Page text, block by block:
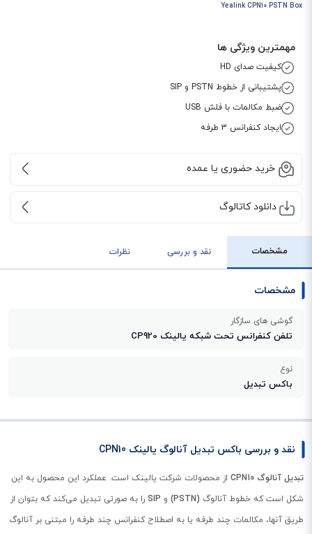
Yealink CPN10 PSTN Box
مهمترین ویژگی ها
کیفیت صدای HD
پشتیبانی از خطوط PSTN و SIP
ضبط مکالمات با فلش USB
ایجاد کنفرانس 3 طرفه
خرید حضوری یا عمده
دانلود کاتالوگ
مشخصات نقد و بررسی نظرات
مشخصات
گوشی های سازگار
تلفن کنفرانس تحت شبکه یالینک CP920
نوع
باکس تبدیل
نقد و بررسی باکس تبدیل آنالوگ یالینک CPN10
تبدیل آنالوگ CPN10
از محصولات شرکت یالینک است. عملکرد این محصول به این
شکل است که خطوط آنالوگ(PSTN) وSIPرا به صورتی تبدیل می‌کند که بتوان از
طریق آنها، مکالمات چند طرفه یا به اصطلاح کنفرانس چند طرفه را مبتنی بر آنالوگ